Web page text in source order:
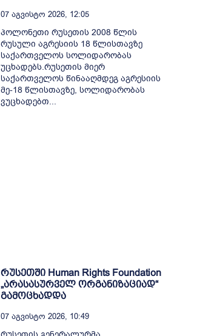
07 Აგვისტო 2026, 12:05
პოლონეთი რუსეთის 2008 წლის
რუსული აგრესიის 18 წლისთავზე
საქართველოს სოლიდარობას
უცხადებს.რუსეთის მიერ
საქართველოს წინააღმდეგ აგრესიის
მე-18 წლისთავზე, სოლიდარობას
ვუცხადებთ...
რუსეთში Human Rights Foundation
„არასასურველ ორგანიზაციად“
გამოცხადდა
07 Აგვისტო 2026, 10:49